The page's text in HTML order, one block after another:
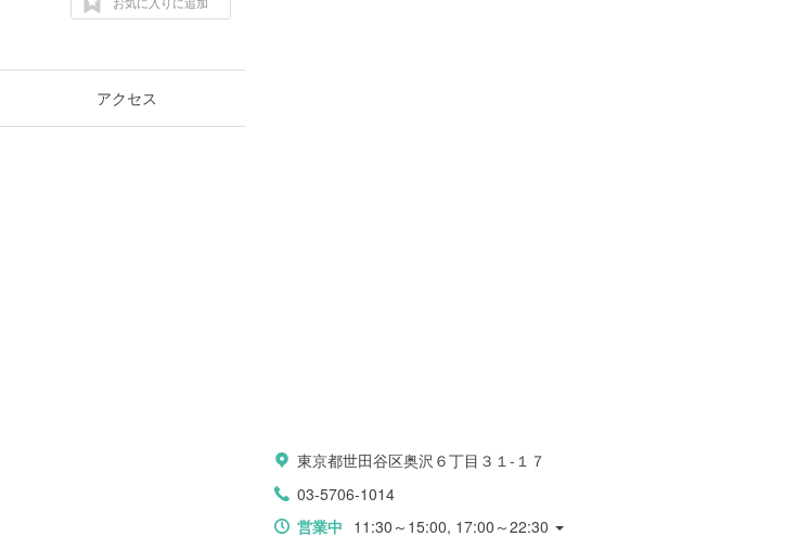
アクセス
東京都世田谷区奥沢６丁目３１-１７
03-5706-1014
営業中 11:30～15:00, 17:00～22:30